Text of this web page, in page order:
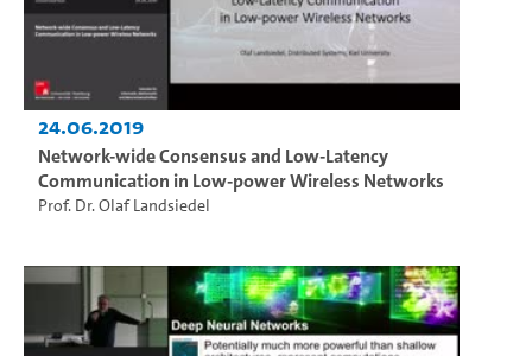
24.06.2019
Network-wide Consensus and Low-Latency
Communication in Low-power Wireless Networks
Prof. Dr. Olaf Landsiedel